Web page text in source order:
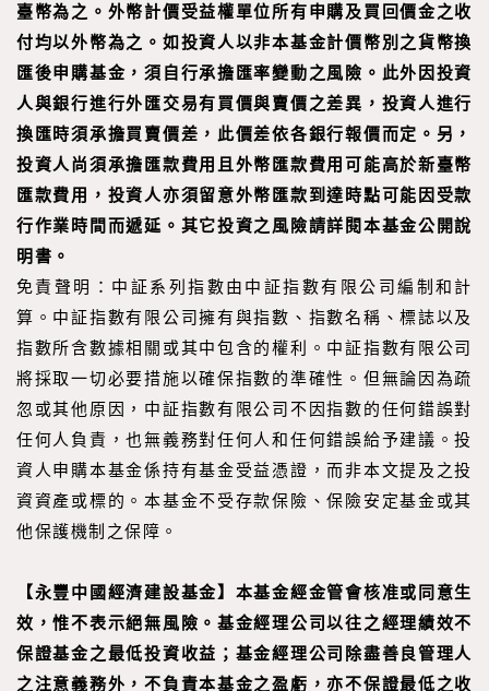
臺幣為之。外幣計價受益權單位所有申購及買回價金之收
付均以外幣為之。如投資人以非本基金計價幣別之貨幣換
匯後申購基金，須自行承擔匯率變動之風險。此外因投資
人與銀行進行外匯交易有買價與賣價之差異，投資人進行
換匯時須承擔買賣價差，此價差依各銀行報價而定。另，
投資人尚須承擔匯款費用且外幣匯款費用可能高於新臺幣
匯款費用，投資人亦須留意外幣匯款到達時點可能因受款
行作業時間而遞延。其它投資之風險請詳閱本基金公開說
明書。
免責聲明：中証系列指數由中証指數有限公司編制和計
算。中証指數有限公司擁有與指數、指數名稱、標誌以及
指數所含數據相關或其中包含的權利。中証指數有限公司
將採取一切必要措施以確保指數的準確性。但無論因為疏
忽或其他原因，中証指數有限公司不因指數的任何錯誤對
任何人負責，也無義務對任何人和任何錯誤給予建議。投
資人申購本基金係持有基金受益憑證，而非本文提及之投
資資產或標的。本基金不受存款保險、保險安定基金或其
他保護機制之保障。
【永豐中國經濟建設基金】本基金經金管會核准或同意生
效，惟不表示絕無風險。基金經理公司以往之經理績效不
保證基金之最低投資收益；基金經理公司除盡善良管理人
之注意義務外，不負責本基金之盈虧，亦不保證最低之收